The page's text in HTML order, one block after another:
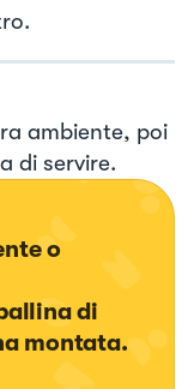
ambiente, poi
di servire.
o
di
montata.